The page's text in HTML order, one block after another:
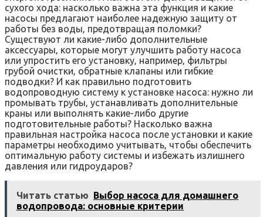
сухого хода: насколько важна эта функция и какие
насосы предлагают наиболее надежную защиту от
работы без воды‚ предотвращая поломки?
Существуют ли какие-либо дополнительные
аксессуары‚ которые могут улучшить работу насоса
или упростить его установку‚ например‚ фильтры
грубой очистки‚ обратные клапаны или гибкие
подводки? И как правильно подготовить
водопроводную систему к установке насоса: нужно ли
промывать трубы‚ устанавливать дополнительные
краны или выполнять какие-либо другие
подготовительные работы? Насколько важна
правильная настройка насоса после установки и какие
параметры необходимо учитывать‚ чтобы обеспечить
оптимальную работу системы и избежать излишнего
давления или гидроударов?
Читать статью Выбор насоса для домашнего
водопровода: основные критерии